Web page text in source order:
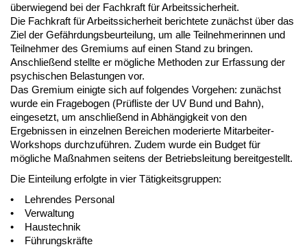
überwiegend bei der Fachkraft für Arbeitssicherheit.
Die Fachkraft für Arbeitssicherheit berichtete zunächst über das
Ziel der Gefährdungsbeurteilung, um alle Teilnehmerinnen und
Teilnehmer des Gremiums auf einen Stand zu bringen.
Anschließend stellte er mögliche Methoden zur Erfassung der
psychischen Belastungen vor.
Das Gremium einigte sich auf folgendes Vorgehen: zunächst
wurde ein Fragebogen (Prüfliste der UV Bund und Bahn),
eingesetzt, um anschließend in Abhängigkeit von den
Ergebnissen in einzelnen Bereichen moderierte Mitarbeiter-
Workshops durchzuführen. Zudem wurde ein Budget für
mögliche Maßnahmen seitens der Betriebsleitung bereitgestellt.
Die Einteilung erfolgte in vier Tätigkeitsgruppen:
• Lehrendes Personal
• Verwaltung
• Haustechnik
• Führungskräfte